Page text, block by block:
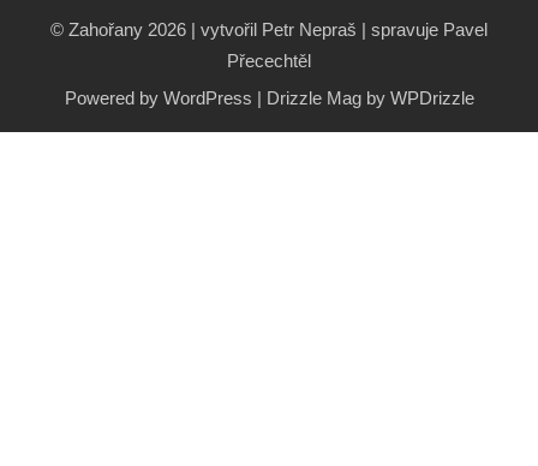
© Zahořany 2026 | vytvořil Petr Nepraš | spravuje Pavel
Přecechtěl
Powered by WordPress | Drizzle Mag by WPDrizzle